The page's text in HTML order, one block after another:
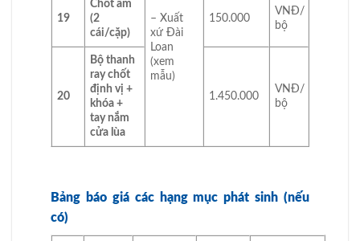
– Xuất
xứ Đài
Loan
(xem
mẫu)
19
Chốt âm
(2
cái/cặp)
150.000
VNĐ/
bộ
20
Bộ thanh
ray chốt
định vị +
khóa +
tay nắm
cửa lùa
1.450.000
VNĐ/
bộ
Bảng báo giá các hạng mục phát sinh (nếu
có)